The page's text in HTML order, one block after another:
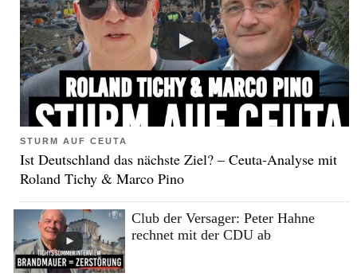
STURM AUF CEUTA
Ist Deutschland das nächste Ziel? – Ceuta-Analyse mit
Roland Tichy & Marco Pino
Club der Versager: Peter Hahne
rechnet mit der CDU ab